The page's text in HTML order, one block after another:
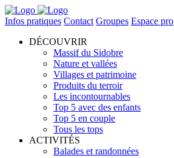
Infos pratiques Contact Groupes Espace pro
DÉCOUVRIR
Massif du Sidobre
Nature et vallées
Villages et patrimoine
Produits du terroir
Les incontournables
Top 5 avec des enfants
Top 5 en couple
Tous les tops
ACTIVITÉS
Balades et randonnées